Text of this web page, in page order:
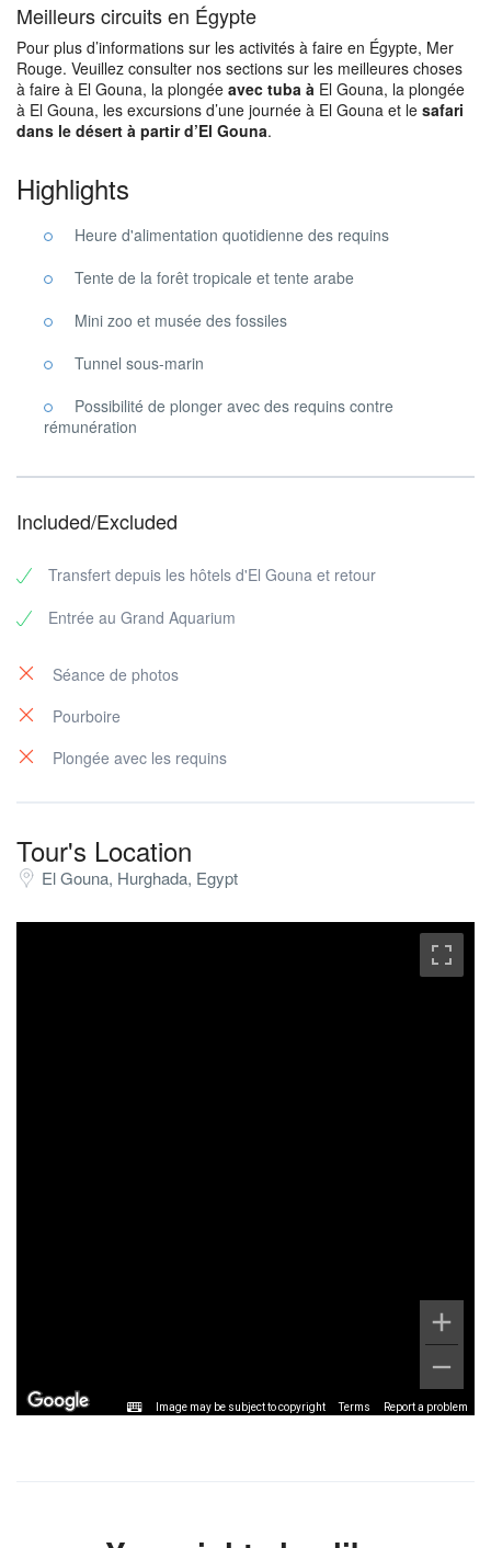
Meilleurs circuits en Égypte
Pour plus d’informations sur les activités à faire en Égypte, Mer
Rouge. Veuillez consulter nos sections sur les meilleures choses
à faire à El Gouna, la plongée avec tuba à El Gouna, la plongée
à El Gouna, les excursions d’une journée à El Gouna et le safari
dans le désert à partir d’El Gouna.
Highlights
Heure d'alimentation quotidienne des requins
Tente de la forêt tropicale et tente arabe
Mini zoo et musée des fossiles
Tunnel sous-marin
Possibilité de plonger avec des requins contre
rémunération
Included/Excluded
Transfert depuis les hôtels d'El Gouna et retour
Entrée au Grand Aquarium
Séance de photos
Pourboire
Plongée avec les requins
Tour's Location
El Gouna, Hurghada, Egypt
Image may be subject to copyright Terms Report a problem